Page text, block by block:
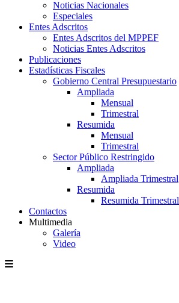
Noticias Nacionales
Especiales
Entes Adscritos
Entes Adscritos del MPPEF
Noticias Entes Adscritos
Publicaciones
Estadísticas Fiscales
Gobierno Central Presupuestario
Ampliada
Mensual
Trimestral
Resumida
Mensual
Trimestral
Sector Público Restringido
Ampliada
Ampliada Trimestral
Resumida
Resumida Trimestral
Contactos
Multimedia
Galería
Video